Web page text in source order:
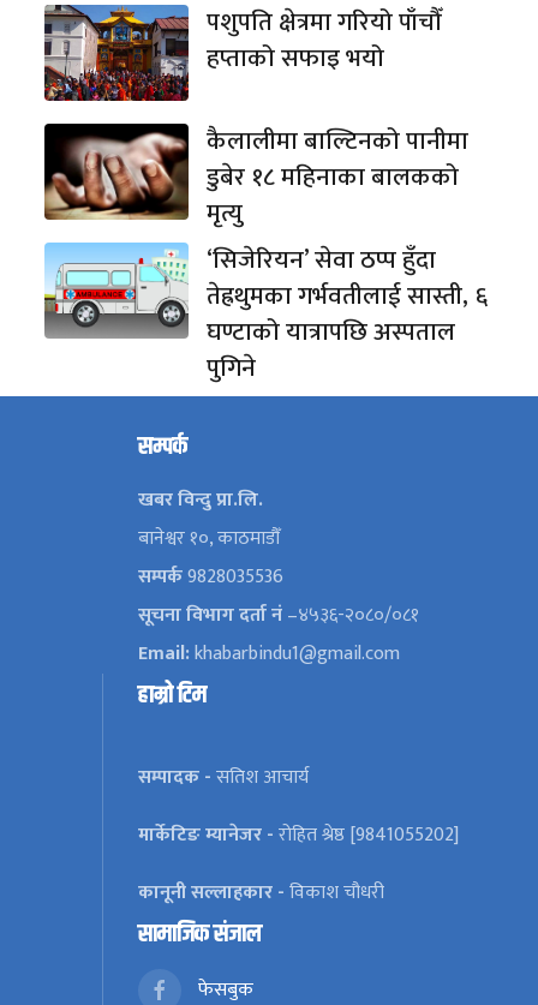
पशुपति क्षेत्रमा गरियो पाँचौँ
हप्ताको सफाइ भयो
कैलालीमा बाल्टिनको पानीमा
डुबेर १८ महिनाका बालकको
मृत्यु
‘सिजेरियन’ सेवा ठप्प हुँदा
तेह्रथुमका गर्भवतीलाई सास्ती, ६
घण्टाको यात्रापछि अस्पताल
पुगिने
सम्पर्क
खबर विन्दु प्रा.लि.
बानेश्वर १०, काठमाडौँ
सम्पर्क9828035536
सूचना विभाग दर्ता नं–४५३६-२०८०/०८१
Email:khabarbindu1@gmail.com
हाम्रो टिम
सम्पादक -सतिश आचार्य
मार्केटिङ म्यानेजर -रोहित श्रेष्ठ [9841055202]
कानूनी सल्लाहकार -विकाश चौधरी
सामाजिक संजाल
फेसबुक